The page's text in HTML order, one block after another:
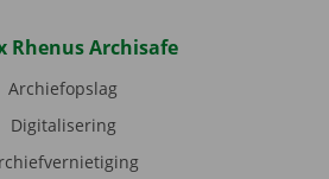
Rhenus Archisafe
Archiefopslag
Digitalisering